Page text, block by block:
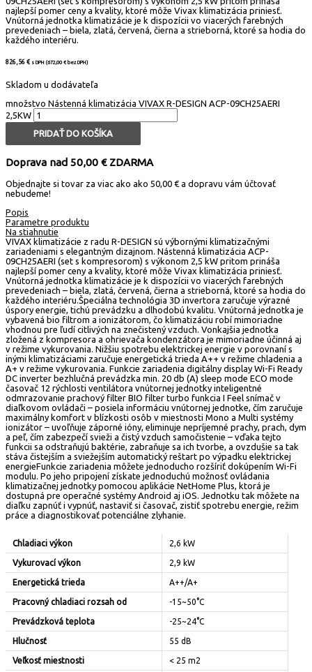
najlepší pomer ceny a kvality, ktoré môže Vivax klimatizácia priniesť.
Vnútorná jednotka klimatizácie je k dispozícii vo viacerých farebných
prevedeniach – biela, zlatá, červená, čierna a strieborná, ktoré sa hodia do
každého interiéru.
826,56 € s DPH (672,00€ bez DPH)
Skladom u dodávateľa
množstvo Nástenná klimatizácia VIVAX R-DESIGN ACP-09CH25AERI
2,5KW
PRIDAŤ DO KOŠÍKA
Doprava nad 50,00 € ZDARMA
Objednajte si tovar za viac ako ako 50,00 € a dopravu vám účtovať
nebudeme!
Popis
Parametre produktu
Na stiahnutie
VIVAX klimatizácie z radu R-DESIGN sú výbornými klimatizačnými
zariadeniami s elegantným dizajnom. Nástenná klimatizácia ACP-
09CH25AERI (set s kompresorom) s výkonom 2,5 kW pritom prináša
najlepší pomer ceny a kvality, ktoré môže Vivax klimatizácia priniesť.
Vnútorná jednotka klimatizácie je k dispozícii vo viacerých farebných
prevedeniach – biela, zlatá, červená, čierna a strieborná, ktoré sa hodia do
každého interiéru.Špeciálna technológia 3D invertora zaručuje výrazné
úspory energie, tichú prevádzku a dlhodobú kvalitu. Vnútorná jednotka je
vybavená bio filtrom a ionizátorom, čo klimatizáciu robí mimoriadne
vhodnou pre ľudí citlivých na znečistený vzduch. Vonkajšia jednotka
zložená z kompresora a ohrievača kondenzátora je mimoriadne účinná aj
v režime vykurovania. Nižšiu spotrebu elektrickej energie v porovnaní s
inými klimatizáciami zaručuje energetická trieda A++ v režime chladenia a
A+ v režime vykurovania. Funkcie zariadenia digitálny display Wi-Fi Ready
DC inverter bezhlučná prevádzka min. 20 db (A) sleep mode ECO mode
časovač 12 rýchlosti ventilátora vnútornej jednotky inteligentné
odmrazovanie prachový filter BIO filter turbo funkcia I Feel snímač v
diaľkovom ovládači – posiela informáciu vnútornej jednotke, čím zaručuje
maximálny komfort v blízkosti osôb v miestnosti Mono a Multi systémy
ionizátor – uvoľňuje záporné ióny, eliminuje nepríjemné prachy, prach, dym
a peľ, čím zabezpečí svieži a čistý vzduch samočistenie – vďaka tejto
funkcii sa odstraňujú baktérie, zabraňuje sa ich tvorbe, a ovzdušie sa tak
stáva čistejším a sviežejším automatický reštart po výpadku elektrickej
energieFunkcie zariadenia môžete jednoducho rozšíriť dokúpením Wi-Fi
modulu. Po jeho pripojení získate jednoduchú možnosť ovládania
klimatizačnej jednotky pomocou aplikácie NetHome Plus, ktorá je
dostupná pre operačné systémy Android aj iOS. Jednotku tak môžete na
diaľku zapnúť i vypnúť, nastaviť si časovač, zistiť spotrebu energie, režim
práce a diagnostikovať potenciálne zlyhanie.
Chladiaci výkon 2,6 kW
Vykurovací výkon 2,9 kW
Energetická trieda A++/A+
Pracovný chladiaci rozsah od -15~50°C
Prevádzková teplota -25~24°C
Hlučnosť 55 dB
Veľkosť miestnosti < 25 m2